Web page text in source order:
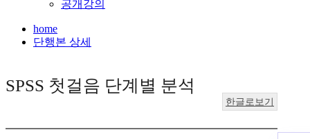
공개강의
home
단행본 상세
SPSS 첫걸음 단계별 분석
한글로보기